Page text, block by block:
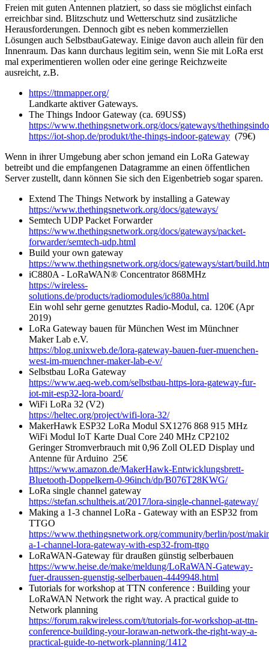
Freien mit guten Antennen platziert, so dass sie möglichst einfach
erreichbar sind. Blitzschutz und Wetterschutz sind zusätzliche
Herausforderungen. Dennoch gibt es neben kommerziellen
Lösungen auch SelbstbauGateway. Einige davon auch allein für den
Innenraum. Das kann durchaus legitim sein, wenn Sie mit LoRa erst
mal experimentieren wollen oder eine geringe Reichzweite
ausreicht, z.B.
https://ttnmapper.org/
Landkarte aktiver Gateways.
The Things Indoor Gateway (ca. 69US$)
https://www.thethingsnetwork.org/docs/gateways/
https://iot-shop.de/produkt/the-things-indoor-gateway (79€)
Wenn in ihrer Umgebung aber schon jemand ein LoRa Gateway
betreibt und die empfangenen Datagramme an einen öffentlichen
Server zustellt, dann können Sie sich den Eigenbetrieb sogar sparen.
Extend The Things Network by installing a Gateway
https://www.thethingsnetwork.org/docs/gateways/
Semtech UDP Packet Forwarder
https://www.thethingsnetwork.org/docs/gateways/packet-
forwarder/semtech-udp.html
Build your own gateway
https://www.thethingsnetwork.org/docs/gateways/start/
iC880A - LoRaWAN® Concentrator 868MHz
https://wireless-
solutions.de/products/radiomodules/ic880a.html
Ein wohl sehr gerne genutztes Radio-Modul, ca. 120€ (Apr
2019)
LoRa Gateway bauen für München West im Münchner
Maker Lab e.V.
https://blog.unixweb.de/lora-gateway-bauen-fuer-muenchen-
west-im-muenchner-maker-lab-e-v/
Selbstbau LoRa Gateway
https://www.aeq-web.com/selbstbau-https-lora-gateway-fur-
iot-mit-esp32-lora-board/
WiFi LoRa 32 (V2)
https://heltec.org/project/wifi-lora-32/
MakerHawk ESP32 LoRa Modul SX1276 868 915 MHz
WiFi Modul IoT Karte Dual Core 240 MHz CP2102
Geringer Stromverbrauch mit 0,96 Zoll OLED Display und
Antenne für Arduino 25€
https://www.amazon.de/MakerHawk-Entwicklungsbrett-
Bluetooth-Doppelkern-0-96inch/dp/B076T28KWG/
LoRa single channel gateway
https://stefan.schultheis.at/2017/lora-single-channel-gateway/
Making a 1-3 channel LoRa - Gateway with an ESP32 from
TTGO
https://www.thethingsnetwork.org/community/berlin/post/
a-1-channel-lora-gateway-with-esp32-from-ttgo
LoRaWAN-Gateway für draußen günstig selberbauen
https://www.heise.de/make/meldung/LoRaWAN-Gateway-
fuer-draussen-guenstig-selberbauen-4449948.html
Tutorials for workshop at TTN conference : Building your
LoRaWAN Network the right way. A practical guide to
Network planning
https://forum.rakwireless.com/t/tutorials-for-workshop-at-ttn-
conference-building-your-lorawan-network-the-right-way-a-
practical-guide-to-network-planning/1412